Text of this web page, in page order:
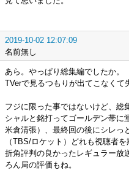
2019-10-02 12:07:09
名前無し
あら。やっぱり総集編でしたか。
TVerで見るつもりが出てこなくて
フジに限った事ではないけど、総
シャルと銘打ってゴールデン帯に
米倉清張）、最終回の後にシレっ
（TBS/ロケット）どれも視聴者を
折角評判の良かったレギュラー放
ろん局の評価もね。